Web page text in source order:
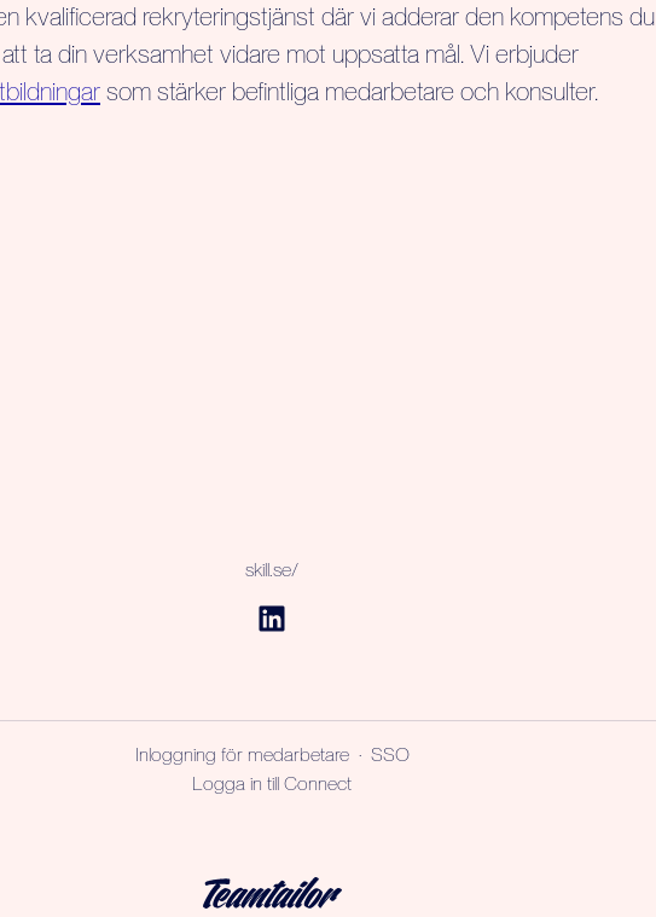
kvalificerad rekryteringstjänst där vi adderar den kompetens du
ta din verksamhet vidare mot uppsatta mål. Vi erbjuder
som stärker befintliga medarbetare och konsulter.
skill.se/
Inloggning för medarbetare · SSO
Logga in till Connect